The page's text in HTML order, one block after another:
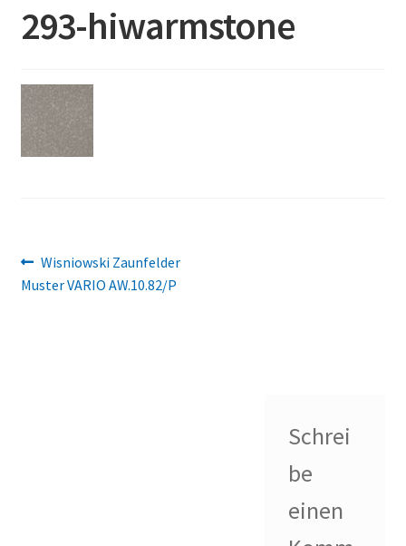
293-hiwarmstone
Beitragsnavigation
Vorheriger
Beitrag:
Wisniowski Zaunfelder
Muster VARIO AW.10.82/P
Schrei
be
einen